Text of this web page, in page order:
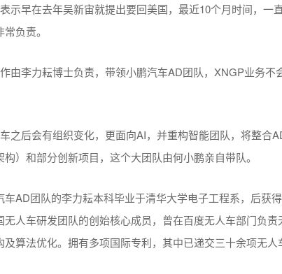
示早在去年吴新宙就提出要回美国，最近10个月时间，一
负责。
由李力耘博士负责，带领小鹏汽车AD团队，XNGP业务
之后会有组织变化，更面向AI，并重构智能团队，将整合
构）和部分创新项目，这个大团队由何小鹏亲自带队。
车AD团队的李力耘本科毕业于清华大学电子工程系，后获
无人车研发团队的创始核心成员，曾在百度无人车部门负
及算法优化。拥有多项国际专利，其中已递交三十余项无人